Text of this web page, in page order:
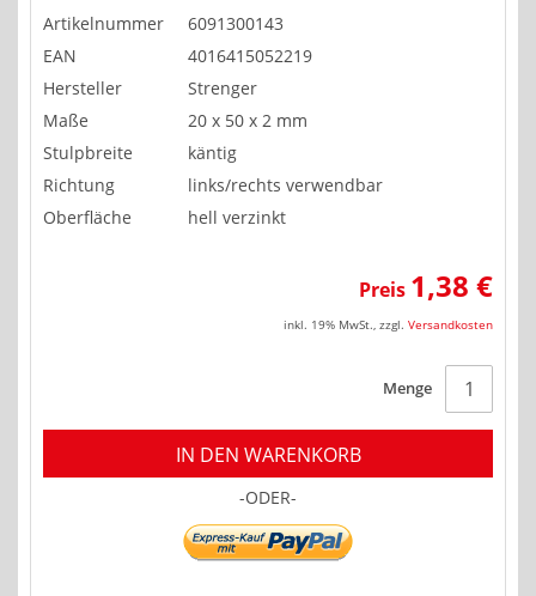
Artikelnummer
6091300143
EAN
4016415052219
Hersteller
Strenger
Maße
20 x 50 x 2 mm
Stulpbreite
käntig
Richtung
links/rechts verwendbar
Oberfläche
hell verzinkt
Preis 1,38 €
inkl. 19% MwSt., zzgl. Versandkosten
Menge
IN DEN WARENKORB
-ODER-